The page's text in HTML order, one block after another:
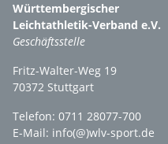
Württembergischer
Leichtathletik-Verband e.V.
Geschäftsstelle
Fritz-Walter-Weg 19
70372 Stuttgart
Telefon: 0711 28077-700
E-Mail: info(@)wlv-sport.de